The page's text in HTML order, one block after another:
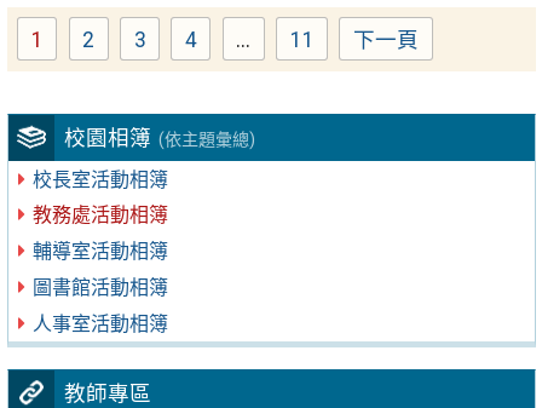
校園相簿 (依主題彙總)
校長室活動相簿
教務處活動相簿
輔導室活動相簿
圖書館活動相簿
人事室活動相簿
教師專區
Page
1 Page
2 Page
3 Page
4 ... Page
11 下一頁